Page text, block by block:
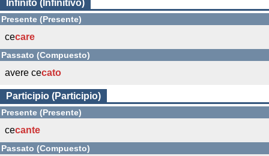
Infinito (Infinitivo)
Presente (Presente)
cecare
Passato (Compuesto)
avere cecato
Participio (Participio)
Presente (Presente)
cecante
Passato (Compuesto)